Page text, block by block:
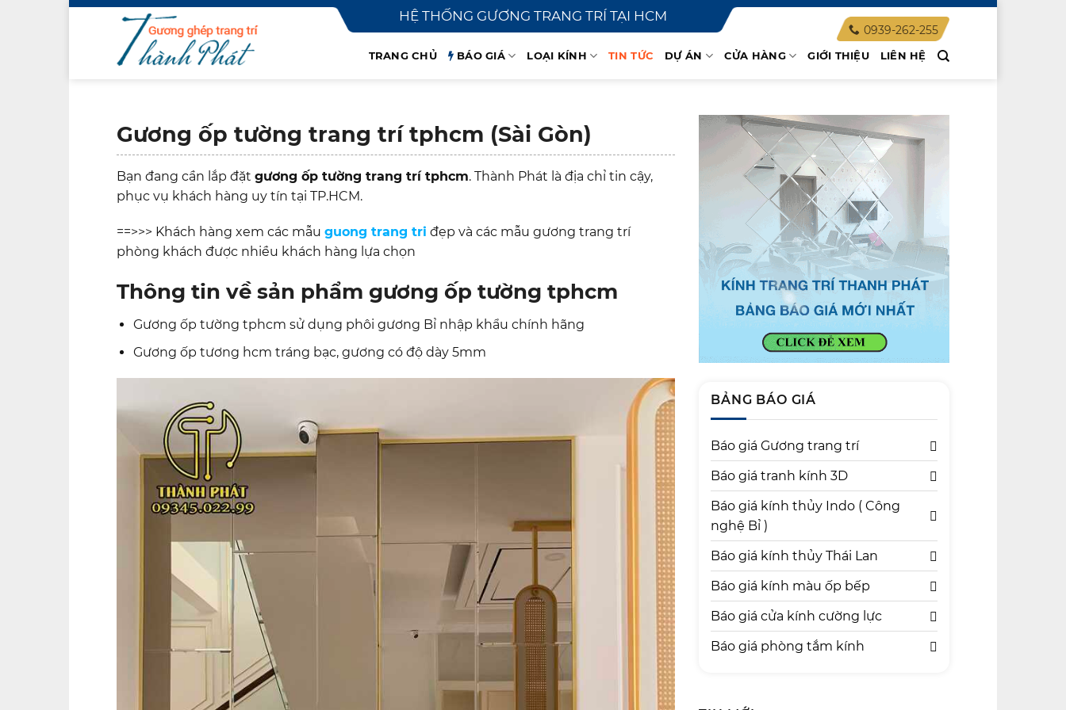
Skip
HỆ THỐNG GƯƠNG TRANG TRÍ TẠI HCM
0939-262-255
TRANG CHỦ BÁO GIÁ LOẠI KÍNH TIN TỨC DỰ ÁN CỬA HÀNG GIỚI THIỆU LIÊN HỆ
Gương ốp tường trang trí tphcm (Sài Gòn)
Bạn đang cần lắp đặt gương ốp tường trang trí tphcm. Thành Phát là địa chỉ tin cậy,
phục vụ khách hàng uy tín tại TP.HCM.
==>>> Khách hàng xem các mẫu guong trang tri đẹp và các mẫu gương trang trí
phòng khách được nhiều khách hàng lựa chọn
Thông tin về sản phẩm gương ốp tường tphcm
Gương ốp tường tphcm sử dụng phôi gương Bỉ nhập khẩu chính hãng
Gương ốp tương hcm tráng bạc, gương có độ dày 5mm
BẢNG BÁO GIÁ
Báo giá Gương trang trí
Báo giá tranh kính 3D
Báo giá kính thủy Indo ( Công
nghệ Bỉ )
Báo giá kính thủy Thái Lan
Báo giá kính màu ốp bếp
Báo giá cửa kính cường lực
Báo giá phòng tắm kính